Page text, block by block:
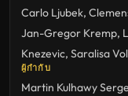
Carlo Ljubek,
Jan-Gregor Kremp,
Knezevic, Saralisa
ผู้กำกับ
Martin Kulhawy